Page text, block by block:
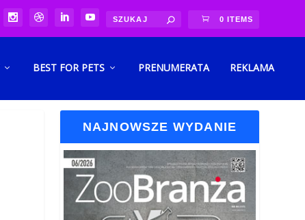
0 ITEMS
BEST FOR PETS PRENUMERATA REKLAMA
NAJNOWSZE WYDANIE